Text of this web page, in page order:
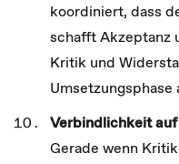
koordiniert, dass
schafft Akzeptanz
Kritik und
Umsetzungsphase
Verbindlichkeit
Gerade wenn